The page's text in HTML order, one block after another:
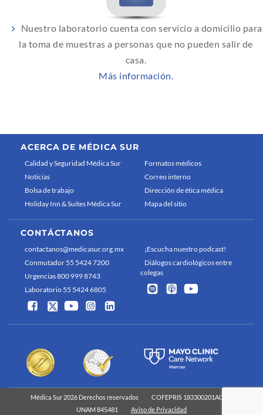
Nuestro laboratorio cuenta con servicio a domicilio para
la toma de muestras a personas que no pueden salir de
casa.
Más información.
ACERCA DE MÉDICA SUR
Calidad y Seguridad Médica Sur
Noticias
Bolsa de trabajo
Holiday Inn & Suites Médica Sur
Formatos médicos
Correo interno
Dirección de ética médica
Mapa del sitio
CONTÁCTANOS
contactanos@medicasur.org.mx
Conmutador 55 5424 7200
Urgencias 800 999 8743
Laboratorio 55 5424 6805
¡Escucha nuestro podcast!
Diálogos cardiológicos entre
colegas
Médica Sur 2026 Derechos reservados
COFEPRIS 183300201A0829
UNAM 845481
Aviso de Privacidad